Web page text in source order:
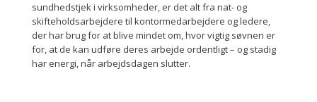
sundhedstjek i virksomheder, er det alt fra nat- og
skifteholdsarbejdere til kontormedarbejdere og ledere,
der har brug for at blive mindet om, hvor vigtig søvnen er
for, at de kan udføre deres arbejde ordentligt – og stadig
har energi, når arbejdsdagen slutter.